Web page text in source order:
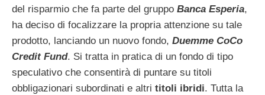
del risparmio che fa parte del gruppo Banca Esperia,
ha deciso di focalizzare la propria attenzione su tale
prodotto, lanciando un nuovo fondo, Duemme CoCo
Credit Fund. Si tratta in pratica di un fondo di tipo
speculativo che consentirà di puntare su titoli
obbligazionari subordinati e altri titoli ibridi. Tutta la